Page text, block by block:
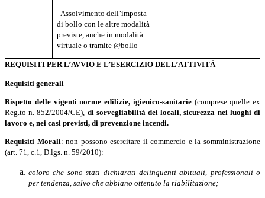
- Assolvimento dell’imposta
di bollo con le altre modalità
previste, anche in modalità
virtuale o tramite @bollo
REQUISITI PER L’AVVIO E L’ESERCIZIO DELL’ATTIVITÀ
Requisiti generali
Rispetto delle vigenti norme edilizie, igienico-sanitarie(comprese quelle ex
Reg.to n. 852/2004/CE), di sorvegliabilità dei locali, sicurezza nei luoghi di
lavoro e, nei casi previsti, di prevenzione incendi.
Requisiti Morali: non possono esercitare il commercio e la somministrazione
(art. 71, c.1, D.lgs. n. 59/2010):
coloro che sono stati dichiarati delinquenti abituali, professionali o
per tendenza, salvo che abbiano ottenuto la riabilitazione;